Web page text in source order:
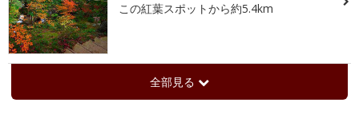
この紅葉スポットから約5.4km
全部見る